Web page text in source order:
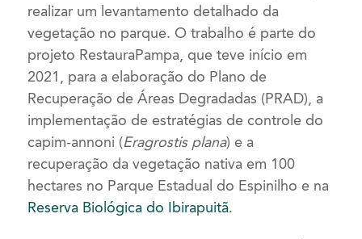
realizar um levantamento detalhado da
vegetação no parque. O trabalho é parte do
projeto RestauraPampa, que teve início em
2021, para a elaboração do Plano de
Recuperação de Áreas Degradadas (PRAD), a
implementação de estratégias de controle do
capim-annoni (Eragrostis plana) e a
recuperação da vegetação nativa em 100
hectares no Parque Estadual do Espinilho e na
Reserva Biológica do Ibirapuitã.